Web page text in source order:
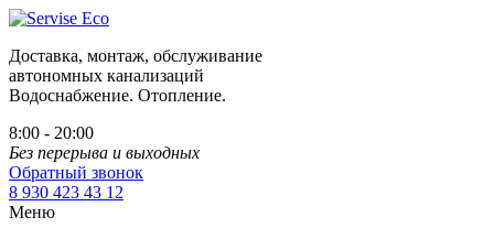
Доставка, монтаж, обслуживание
автономных канализаций
Водоснабжение. Отопление.
8:00 - 20:00
Без перерыва и выходных
Обратный звонок
8 930 423 43 12
Меню